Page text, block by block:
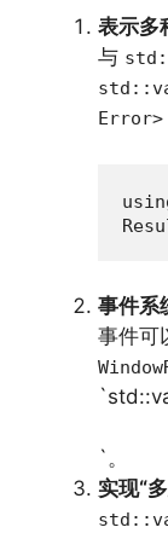
表示多
与
Error>
事件系
事件可
`。
实现“